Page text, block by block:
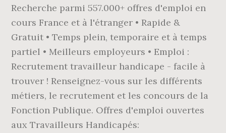
Recherche parmi 557.000+ offres d'emploi en
cours France et à l'étranger • Rapide &
Gratuit • Temps plein, temporaire et à temps
partiel • Meilleurs employeurs • Emploi :
Recrutement travailleur handicape - facile à
trouver ! Renseignez-vous sur les différents
métiers, le recrutement et les concours de la
Fonction Publique. Offres d'emploi ouvertes
aux Travailleurs Handicapés: